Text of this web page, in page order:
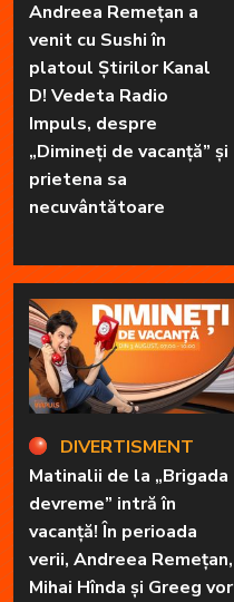
Andreea Remețan a
venit cu Sushi în
platoul Știrilor Kanal
D! Vedeta Radio
Impuls, despre
„Dimineți de vacanță” și
prietena sa
necuvântătoare
DIVERTISMENT
Matinalii de la „Brigada
devreme” intră în
vacanță! În perioada
verii, Andreea Remețan,
Mihai Hînda și Greeg vor